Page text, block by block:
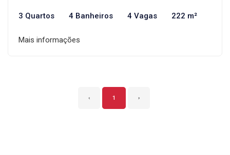
3 Quartos 4 Banheiros 4 Vagas 222 m²
Mais informações
‹ 1 ›